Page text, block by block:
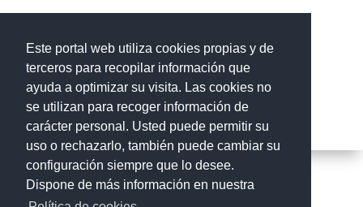
Este portal web utiliza cookies propias y de
terceros para recopilar información que
ayuda a optimizar su visita. Las cookies no
se utilizan para recoger información de
carácter personal. Usted puede permitir su
uso o rechazarlo, también puede cambiar su
configuración siempre que lo desee.
Dispone de más información en nuestra